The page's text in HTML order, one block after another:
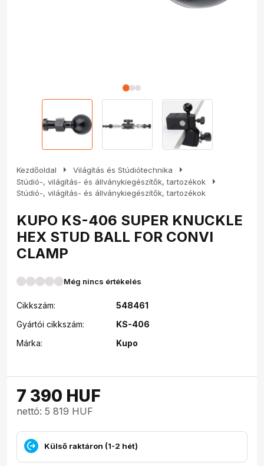
Kezdőoldal arrow_right Világítás és Stúdiótechnika arrow_right
Stúdió-, világítás- és állványkiegészítők, tartozékok arrow_right
Stúdió-, világítás- és állványkiegészítők, tartozékok
KUPO KS-406 SUPER KNUCKLE
HEX STUD BALL FOR CONVI
CLAMP
Még nincs értékelés
Cikkszám:
548461
Gyártói cikkszám:
KS-406
Márka:
Kupo
7 390 HUF
nettó: 5 819 HUF
Külső raktáron (1-2 hét)